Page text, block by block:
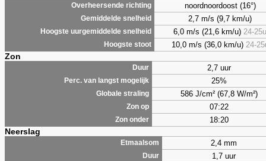
Overheersende richting noordnoordoost (16°)
Gemiddelde snelheid 2,7 m/s (9,7 km/u)
Hoogste uurgemiddelde snelheid 6,0 m/s (21,6 km/u) 24-25u
Hoogste stoot 10,0 m/s (36,0 km/u) 24-
Zon
Duur 2,7 uur
Perc. van langst mogelijk 25%
Globale straling 586 J/cm² (67,8 W/m²)
Zon op 07:22
Zon onder 18:20
Neerslag
Etmaalsom 2,4 mm
Duur 1,7 uur